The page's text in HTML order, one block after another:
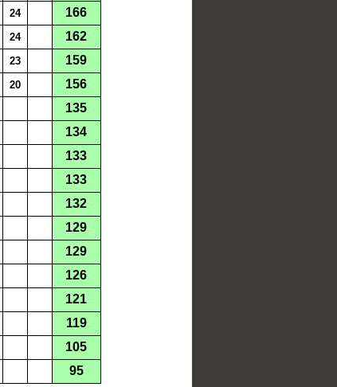
24 166
24 162
23 159
20 156
135
134
133
133
132
129
129
126
121
119
105
95